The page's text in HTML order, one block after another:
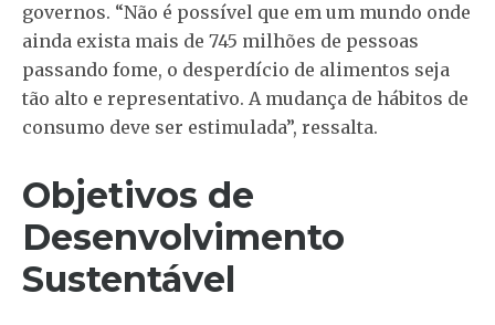
governos. “Não é possível que em um mundo onde
ainda exista mais de 745 milhões de pessoas
passando fome, o desperdício de alimentos seja
tão alto e representativo. A mudança de hábitos de
consumo deve ser estimulada”, ressalta.
Objetivos de
Desenvolvimento
Sustentável